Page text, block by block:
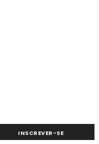
INSCREVER-SE